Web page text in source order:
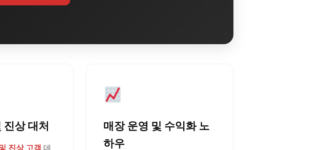
진상 대처
진상 고객 데
매장 운영 및 수익화 노
하우